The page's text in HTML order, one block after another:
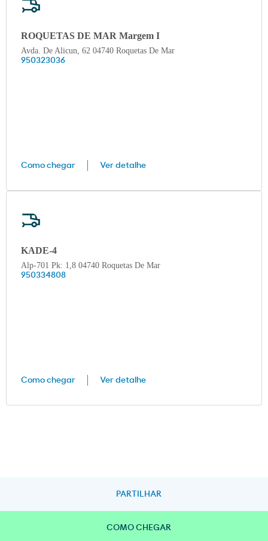
PARTILHAR
COMO CHEGAR
ROQUETAS DE MAR Margem I
Avda. De Alicun, 62 04740 Roquetas De Mar
950323036
Como chegar Ver detalhe
KADE-4
Alp-701 Pk: 1,8 04740 Roquetas De Mar
950334808
Como chegar Ver detalhe